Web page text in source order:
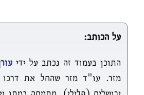
על הכותב:
התוכן בעמוד זה נכתב על ידי
מזר. עו"ד מזר שהחל את דרכו